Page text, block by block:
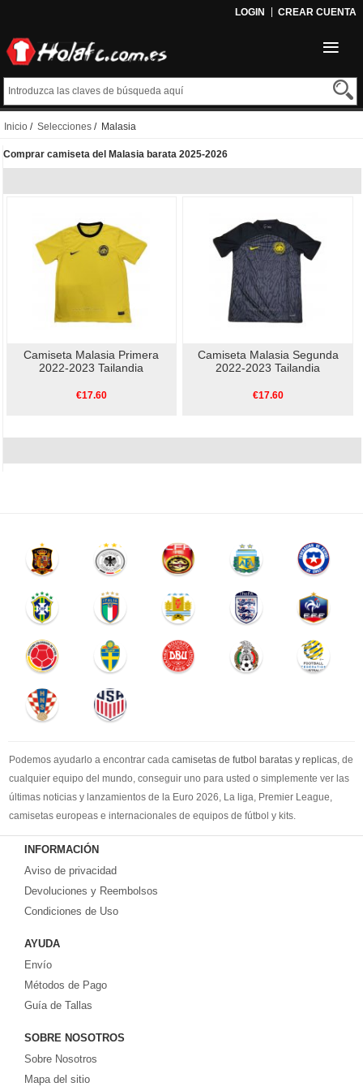
LOGIN CREAR CUENTA
Inicio / Selecciones / Malasia
Comprar camiseta del Malasia barata 2025-2026
Camiseta Malasia Primera
2022-2023 Tailandia
€17.60
Camiseta Malasia Segunda
2022-2023 Tailandia
€17.60
Podemos ayudarlo a encontrar cada camisetas de futbol baratas y replicas , de
cualquier equipo del mundo, conseguir uno para usted o simplemente ver las
últimas noticias y lanzamientos de la Euro 2026, La liga, Premier League,
camisetas europeas e internacionales de equipos de fútbol y kits.
Comprecamisetas de futbol baratasen la tienda deportiva más grande de
Europa. ¡Grandes ofertas en todas las camisetas del club de fútbol, ​​kits
europeos e internacionales, todo a los precios más bajos!
Compre nuestra gran selección de
equipaciones, camisetas y un portero a partir de €17.6. Diseños de fútbol
INFORMACIÓN
Aviso de privacidad
Devoluciones y Reembolsos
Condiciones de Uso
AYUDA
Envío
Métodos de Pago
Guía de Tallas
SOBRE NOSOTROS
Sobre Nosotros
Mapa del sitio